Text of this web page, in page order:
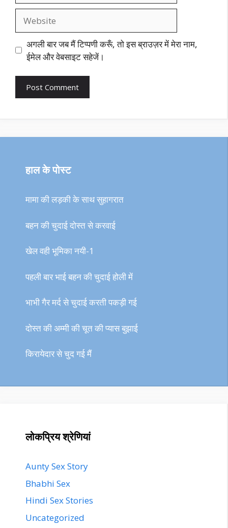
अगली बार जब मैं टिप्पणी करूँ, तो इस ब्राउज़र में मेरा नाम,
ईमेल और वेबसाइट सहेजें।
हाल के पोस्ट
मामा की लड़की के साथ सुहागरात
बहन की चुदाई दोस्त से करवाई
खेल वही भूमिका नयी-1
पहली बार भाई बहन की चुदाई होली में
भाभी गैर मर्द से चुदाई करती पकड़ी गई
दोस्त की अम्मी की चूत की प्यास बुझाई
किरायेदार से चुद गई मैं
लोकप्रिय श्रेणियां
Aunty Sex Story
Bhabhi Sex
Hindi Sex Stories
Uncategorized